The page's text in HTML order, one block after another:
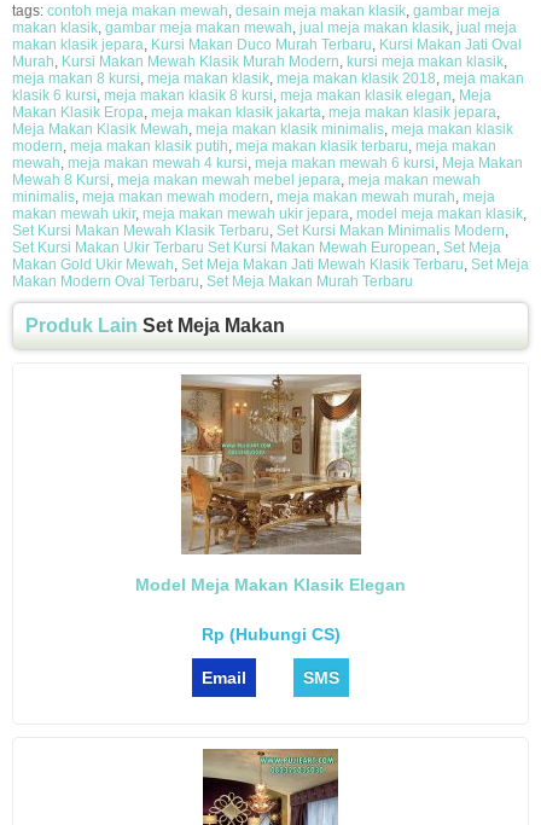
tags: contoh meja makan mewah desain meja makan klasik gambar meja
makan klasik gambar meja makan mewah jual meja makan klasik jual meja
makan klasik jepara Kursi Makan Duco Murah Terbaru Kursi Makan Jati Oval
Murah Kursi Makan Mewah Klasik Murah Modern kursi meja makan klasik
meja makan 8 kursi meja makan klasik meja makan klasik 2018 meja makan
klasik 6 kursi meja makan klasik 8 kursi meja makan klasik elegan Meja
Makan Klasik Eropa meja makan klasik jakarta meja makan klasik jepara
Meja Makan Klasik Mewah meja makan klasik minimalis meja makan klasik
modern meja makan klasik putih meja makan klasik terbaru meja makan
mewah meja makan mewah 4 kursi meja makan mewah 6 kursi Meja Makan
Mewah 8 Kursi meja makan mewah mebel jepara meja makan mewah
minimalis meja makan mewah modern meja makan mewah murah meja
makan mewah ukir, meja makan mewah ukir jepara model meja makan klasik
Set Kursi Makan Mewah Klasik Terbaru Set Kursi Makan Minimalis Modern
Set Kursi Makan Ukir Terbaru Set Kursi Makan Mewah European Set Meja
Makan Gold Ukir Mewah Set Meja Makan Jati Mewah Klasik Terbaru Set Meja
Makan Modern Oval Terbaru Set Meja Makan Murah Terbaru
Produk Lain Set Meja Makan
Model Meja Makan Klasik Elegan
Rp (Hubungi CS)
Email SMS